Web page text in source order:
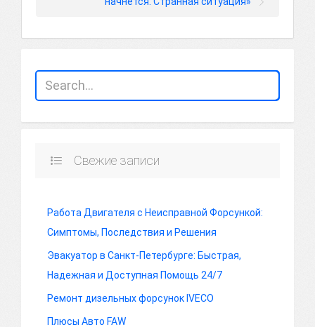
Свежие записи
Работа Двигателя с Неисправной Форсункой:
Симптомы, Последствия и Решения
Эвакуатор в Санкт-Петербурге: Быстрая,
Надежная и Доступная Помощь 24/7
Ремонт дизельных форсунок IVECO
Плюсы Авто FAW